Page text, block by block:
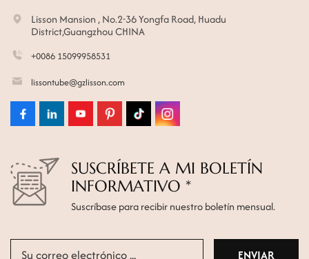
Lisson Mansion , No.2-36 Yongfa Road, Huadu
District,Guangzhou CHINA
+0086 15099958531
lissontube@gzlisson.com
SUSCRÍBETE A MI BOLETÍN
INFORMATIVO *
Suscríbase para recibir nuestro boletín mensual.